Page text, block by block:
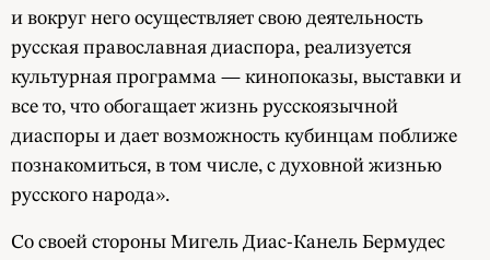
и вокруг него осуществляет свою деятельность
русская православная диаспора, реализуется
культурная программа — кинопоказы, выставки и
все то, что обогащает жизнь русскоязычной
диаспоры и дает возможность кубинцам поближе
познакомиться, в том числе, с духовной жизнью
русского народа».
Со своей стороны Мигель Диас-Канель Бермудес